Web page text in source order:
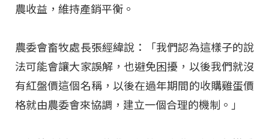
農收益，維持產銷平衡。
農委會畜牧處長張經緯說：「我們認為這樣子的說
法可能會讓大家誤解，也避免困擾，以後我們就沒
有紅盤價這個名稱，以後在過年期間的收購雞蛋價
格就由農委會來協調，建立一個合理的機制。」